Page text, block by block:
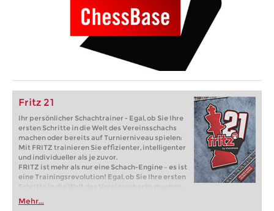
Fritz 21
Ihr persönlicher Schachtrainer - Egal, ob Sie Ihre
ersten Schritte in die Welt des Vereinsschachs
machen oder bereits auf Turnierniveau spielen:
Mit FRITZ trainieren Sie effizienter, intelligenter
und individueller als je zuvor.
FRITZ ist mehr als nur eine Schach-Engine – es ist
eine Trainingsrevolution! Egal, ob Sie Ihre ersten
Schritte in die Welt des Vereinsschachs machen
oder bereits auf Turnierniveau spielen: Mit
FRITZ trainieren Sie effizienter, intelligenter und
Mehr...